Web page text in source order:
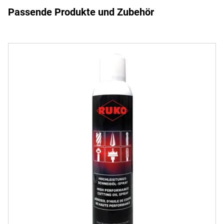
Passende Produkte und Zubehör